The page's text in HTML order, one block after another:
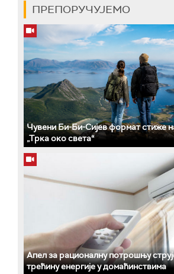
ПРЕПОРУЧУЈЕМО
Чувени Би-Би-Сијев формат стиже
„Трка око света“
Апел за рационалну потрошњу
трећину енергије у домаћинствима